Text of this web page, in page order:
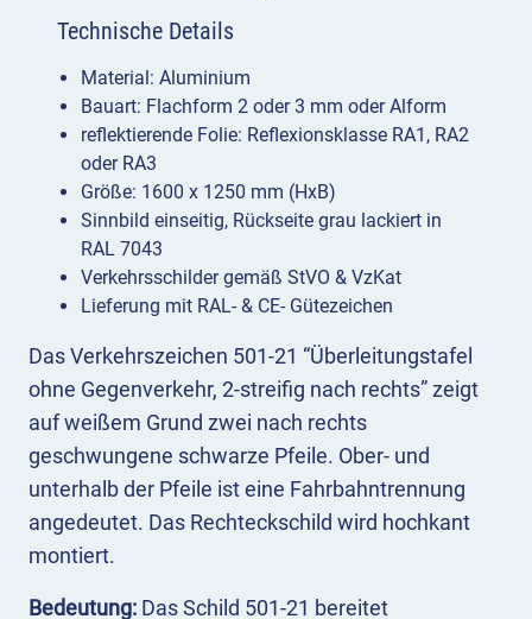
Das Verkehrszeichen 501-21 “Überleitungstafel
ohne Gegenverkehr, 2-streifig nach rechts” zeigt
auf weißem Grund zwei nach rechts
geschwungene schwarze Pfeile. Ober- und
unterhalb der Pfeile ist eine Fahrbahntrennung
angedeutet. Das Rechteckschild wird hochkant
montiert.
Bedeutung: Das Schild 501-21 bereitet
Technische Details
Material: Aluminium
Bauart: Flachform 2 oder 3 mm oder Alform
reflektierende Folie: Reflexionsklasse RA1, RA2
oder RA3
Größe: 1600 x 1250 mm (HxB)
Sinnbild einseitig, Rückseite grau lackiert in
RAL 7043
Verkehrsschilder gemäß StVO & VzKat
Lieferung mit RAL- & CE- Gütezeichen